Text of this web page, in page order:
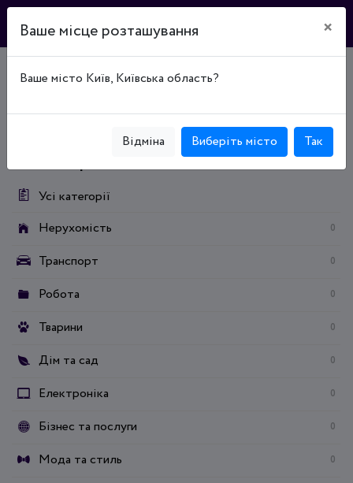
Дошка оголошень
Продаж виробничих приміщень
Усі категорії
Нерухомість
0
Транспорт 0
Робота 0
Тварини 0
Дім та сад 0
Електроніка 0
Бізнес та послуги 0
Мода та стиль 0
Ваше місце розташування ×
Ваше місто Київ, Київська область?
Відміна Виберіть місто Так